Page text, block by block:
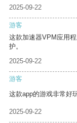
2025-09-22
游客
这款加速器VPM应用
护。
2025-09-22
游客
这款app的游戏非常好
2025-09-22